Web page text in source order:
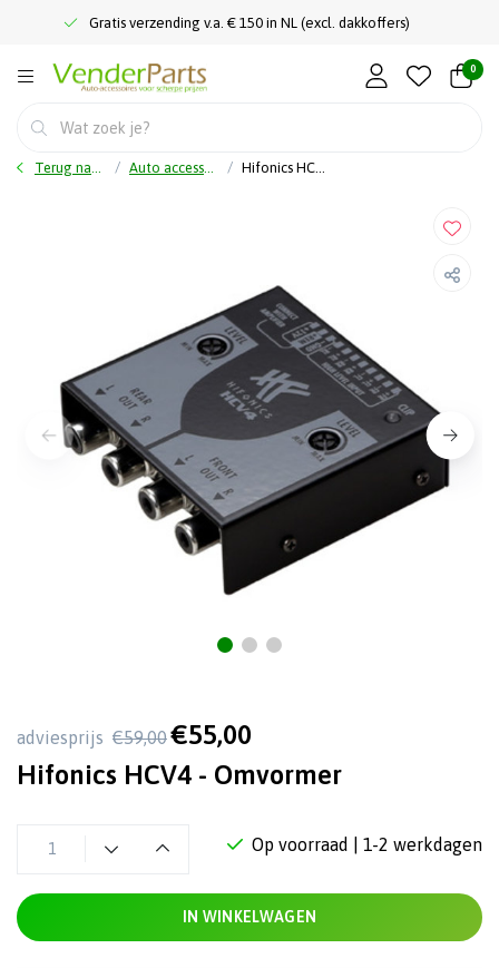
Gratis verzending v.a. € 150 in NL (excl. dakkoffers)
0
Terug naar home Auto accessoires Hifonics HCV4 - Omvormer
adviesprijs €59,00 €55,00
Hifonics HCV4 - Omvormer
Op voorraad | 1-2 werkdagen
IN WINKELWAGEN